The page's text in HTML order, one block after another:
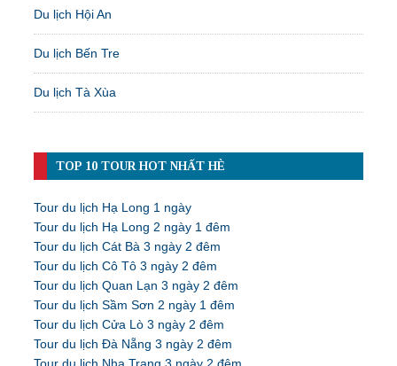
Du lịch Hội An
Du lịch Bến Tre
Du lịch Tà Xùa
TOP 10 TOUR HOT NHẤT HÈ
Tour du lịch Hạ Long 1 ngày
Tour du lịch Hạ Long 2 ngày 1 đêm
Tour du lịch Cát Bà 3 ngày 2 đêm
Tour du lịch Cô Tô 3 ngày 2 đêm
Tour du lịch Quan Lạn 3 ngày 2 đêm
Tour du lịch Sầm Sơn 2 ngày 1 đêm
Tour du lịch Cửa Lò 3 ngày 2 đêm
Tour du lịch Đà Nẵng 3 ngày 2 đêm